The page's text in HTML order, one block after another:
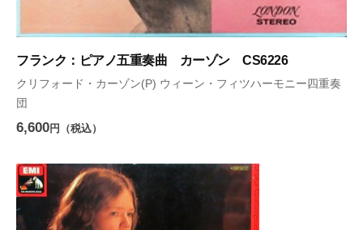
フランク：ピアノ五重奏曲 カーゾン CS6226
クリフォード・カーゾン(P) ウィーン・フィツハーモニー四重奏
団
6,600円（税込）